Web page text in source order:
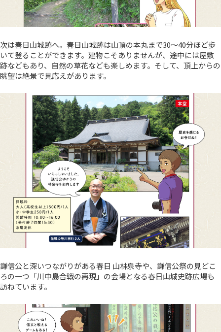
次は春日山城跡へ。春日山城跡は山頂の本丸まで30～40分ほど歩
いて登ることができます。建物こそありませんが、途中には屋敷
跡などもあり、自然の草花なども楽しめます。そして、頂上からの
眺望は絶景で見応えがあります。
謙信公と深いつながりがある春日 山林泉寺や、謙信公祭の見どこ
ろの一つ「川中島合戦の再現」の会場となる春日山城史跡広場も
訪ねています。